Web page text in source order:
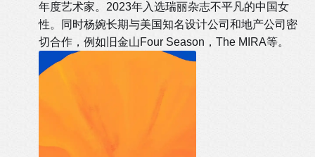
年度艺术家。2023年入选瑞丽杂志不平凡的中国女
性。同时杨婉长期与美国知名设计公司和地产公司密
切合作，例如旧金山Four Season，The MIRA等。